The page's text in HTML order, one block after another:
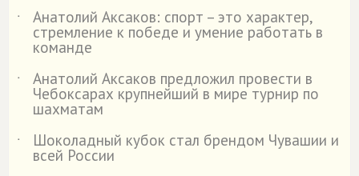
˙ Анатолий Аксаков: спорт – это характер,
стремление к победе и умение работать в
команде
˙
Анатолий Аксаков предложил провести в
Чебоксарах крупнейший в мире турнир по
шахматам
˙
Шоколадный кубок стал брендом Чувашии и
всей России